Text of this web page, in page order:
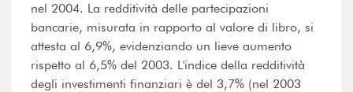
nel 2004. La redditività delle partecipazioni
bancarie, misurata in rapporto al valore di libro, si
attesta al 6,9%, evidenziando un lieve aumento
rispetto al 6,5% del 2003. L'indice della redditività
degli investimenti finanziari è del 3,7% (nel 2003